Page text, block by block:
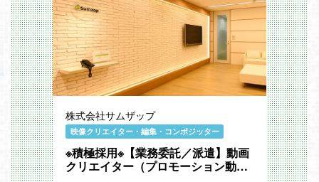
株式会社サムザップ
映像クリエイター・編集・コンポジッター
※積極採用※【業務委託／派遣】動画
クリエイター（プロモーション動画